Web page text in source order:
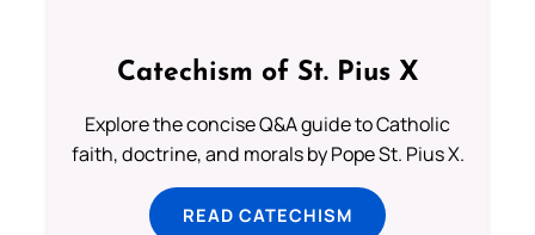
Catechism of St. Pius X
Explore the concise Q&A guide to Catholic
faith, doctrine, and morals by Pope St. Pius X.
READ CATECHISM